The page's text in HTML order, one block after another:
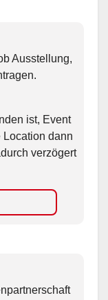
Ausstellung,
ist, Event
Location dann
verzögert